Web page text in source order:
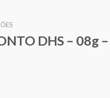
DHS – 08g